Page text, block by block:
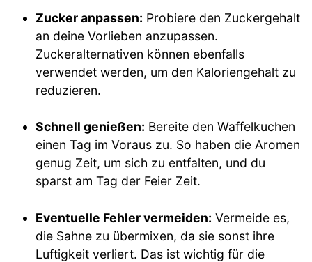
Zucker anpassen: Probiere den Zuckergehalt
an deine Vorlieben anzupassen.
Zuckeralternativen können ebenfalls
verwendet werden, um den Kaloriengehalt zu
reduzieren.
Schnell genießen: Bereite den Waffelkuchen
einen Tag im Voraus zu. So haben die Aromen
genug Zeit, um sich zu entfalten, und du
sparst am Tag der Feier Zeit.
Eventuelle Fehler vermeiden: Vermeide es,
die Sahne zu übermixen, da sie sonst ihre
Luftigkeit verliert. Das ist wichtig für die